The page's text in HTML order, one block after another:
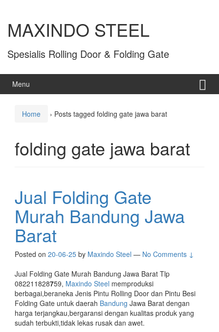
MAXINDO STEEL
Spesialis Rolling Door & Folding Gate
Menu
Home › Posts tagged folding gate jawa barat
folding gate jawa barat
Jual Folding Gate
Murah Bandung Jawa
Barat
Posted on 20-06-25 by Maxindo Steel — No Comments ↓
Jual Folding Gate Murah Bandung Jawa Barat Tlp
082211828759, Maxindo Steel memproduksi
berbagai,beraneka Jenis Pintu Rolling Door dan Pintu Besi
Folding Gate untuk daerah Bandung Jawa Barat dengan
harga terjangkau,bergaransi dengan kualitas produk yang
sudah terbukti,tidak lekas rusak dan awet.